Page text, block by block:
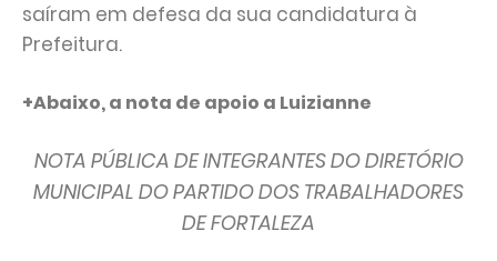
saíram em defesa da sua candidatura à
Prefeitura.
+Abaixo, a nota de apoio a Luizianne
NOTA PÚBLICA DE INTEGRANTES DO DIRETÓRIO
MUNICIPAL DO PARTIDO DOS TRABALHADORES
DE FORTALEZA